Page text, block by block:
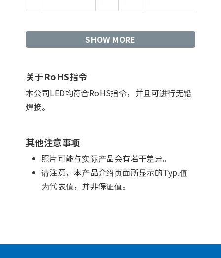
SHOW MORE
关于RoHS指令
本公司LED均符合RoHS指令，并且可进行无铅
焊接。
其他注意事项
照片可能与实际产品会有若干差异。
请注意，本产品介绍页面所显示的Typ.值
为代表值，并非保证值。